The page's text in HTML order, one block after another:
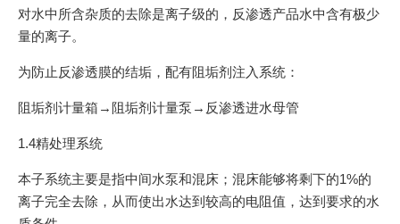
对水中所含杂质的去除是离子级的，反渗透产品水中含有极少
量的离子。
为防止反渗透膜的结垢，配有阻垢剂注入系统：
阻垢剂计量箱→阻垢剂计量泵→反渗透进水母管
1.4精处理系统
本子系统主要是指中间水泵和混床；混床能够将剩下的1%的
离子完全去除，从而使出水达到较高的电阻值，达到要求的水